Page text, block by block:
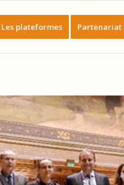
Les plateformes Partenariat